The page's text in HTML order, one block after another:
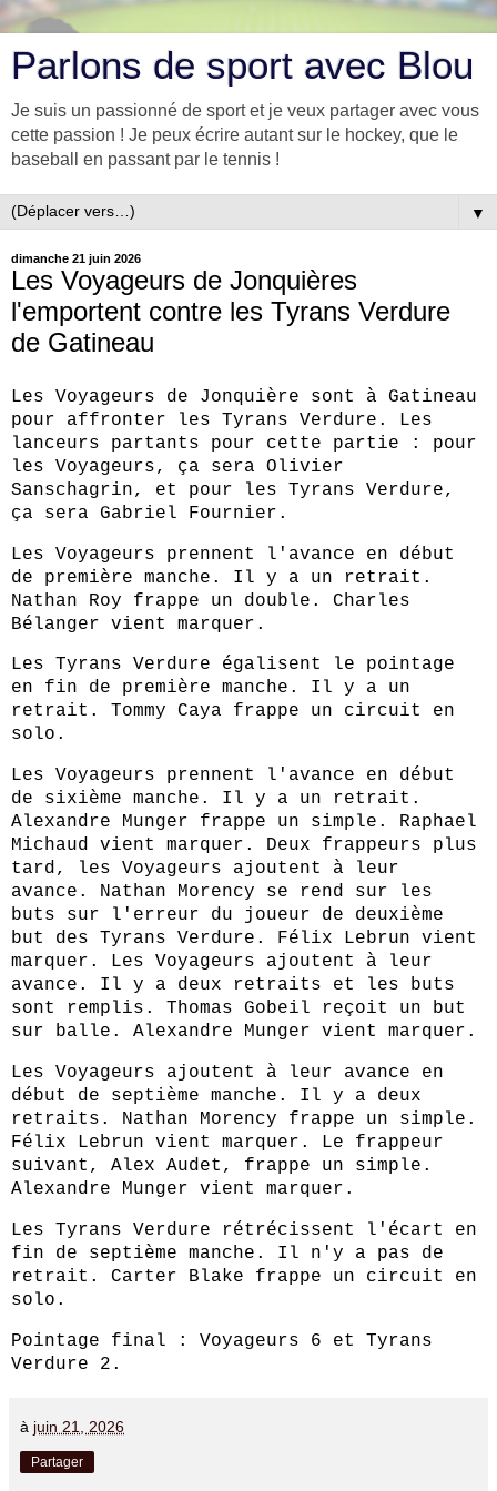
Parlons de sport avec Blou
Je suis un passionné de sport et je veux partager avec vous
cette passion ! Je peux écrire autant sur le hockey, que le
baseball en passant par le tennis !
▼
dimanche 21 juin 2026
Les Voyageurs de Jonquières
l'emportent contre les Tyrans Verdure
de Gatineau
Les Voyageurs de Jonquière sont à Gatineau
pour affronter les Tyrans Verdure. Les
lanceurs partants pour cette partie : pour
les Voyageurs, ça sera Olivier
Sanschagrin, et pour les Tyrans Verdure,
ça sera Gabriel Fournier.
Les Voyageurs prennent l'avance en début
de première manche. Il y a un retrait.
Nathan Roy frappe un double. Charles
Bélanger vient marquer.
Les Tyrans Verdure égalisent le pointage
en fin de première manche. Il y a un
retrait. Tommy Caya frappe un circuit en
solo.
Les Voyageurs prennent l'avance en début
de sixième manche. Il y a un retrait.
Alexandre Munger frappe un simple. Raphael
Michaud vient marquer. Deux frappeurs plus
tard, les Voyageurs ajoutent à leur
avance. Nathan Morency se rend sur les
buts sur l'erreur du joueur de deuxième
but des Tyrans Verdure. Félix Lebrun vient
marquer. Les Voyageurs ajoutent à leur
avance. Il y a deux retraits et les buts
sont remplis. Thomas Gobeil reçoit un but
sur balle. Alexandre Munger vient marquer.
Les Voyageurs ajoutent à leur avance en
début de septième manche. Il y a deux
retraits. Nathan Morency frappe un simple.
Félix Lebrun vient marquer. Le frappeur
suivant, Alex Audet, frappe un simple.
Alexandre Munger vient marquer.
Les Tyrans Verdure rétrécissent l'écart en
fin de septième manche. Il n'y a pas de
retrait. Carter Blake frappe un circuit en
solo.
Pointage final : Voyageurs 6 et Tyrans
Verdure 2.
à juin 21, 2026
Partager